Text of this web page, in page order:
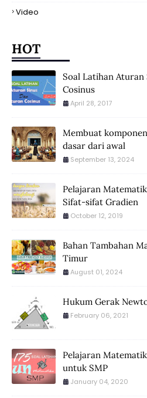
Video
HOT
Soal Latihan Aturan
Cosinus
April 28, 2017
Membuat
dasar dari awal
September 13, 2024
Pelajaran
Sifat-sifat Gradien
October 12, 2019
Bahan Tambahan
Timur
August 01, 2024
Hukum Gerak
February 06, 2021
Pelajaran
untuk SMP
January 04, 2020